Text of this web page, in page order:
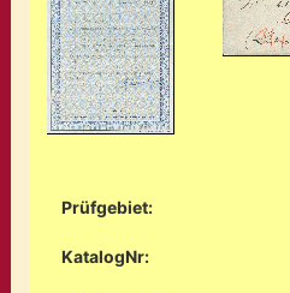
Prüfgebiet:
KatalogNr: